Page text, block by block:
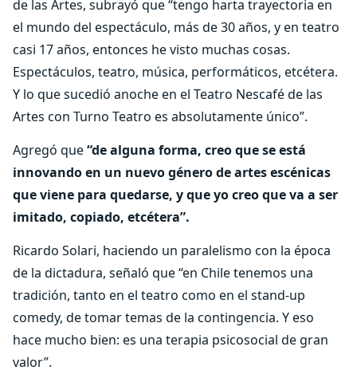
de las Artes, subrayó que “tengo harta trayectoria en
el mundo del espectáculo, más de 30 años, y en teatro
casi 17 años, entonces he visto muchas cosas.
Espectáculos, teatro, música, performáticos, etcétera.
Y lo que sucedió anoche en el Teatro Nescafé de las
Artes con Turno Teatro es absolutamente único”.
Agregó que“de alguna forma, creo que se está
innovando en un nuevo género de artes escénicas
que viene para quedarse, y que yo creo que va a ser
imitado, copiado, etcétera”.
Ricardo Solari, haciendo un paralelismo con la época
de la dictadura, señaló que “en Chile tenemos una
tradición, tanto en el teatro como en el stand-up
comedy, de tomar temas de la contingencia. Y eso
hace mucho bien: es una terapia psicosocial de gran
valor”.